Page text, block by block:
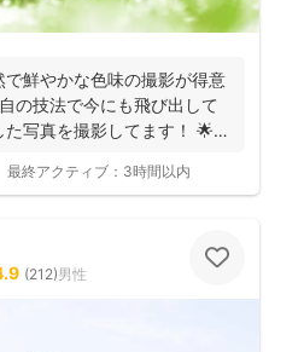
鮮やかな色味の撮影が得意
の技法で今にも飛び出して
写真を撮影してます！ 🌟屋
最終アクティブ： 3時間以内
(212)男性